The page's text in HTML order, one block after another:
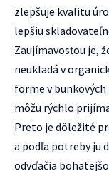
zlepšuje kvalitu
lepšiu
Zaujímavosťou je,
neukladá v
forme v
môžu rýchlo
Preto je dôležité
a podľa potreby ju
odvďačia